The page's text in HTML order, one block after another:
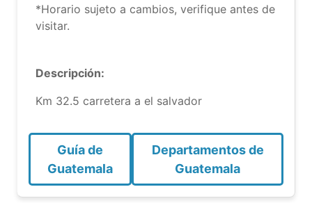
*Horario sujeto a cambios, verifique antes de
visitar.
Descripción:
Km 32.5 carretera a el salvador
Guía de
Guatemala
Departamentos de
Guatemala